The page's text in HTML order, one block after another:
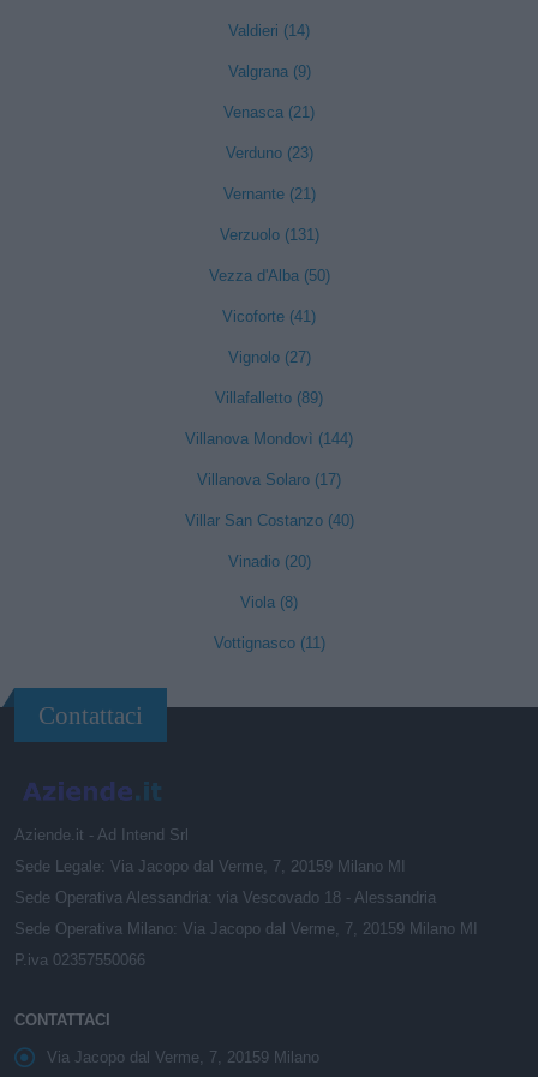
Valdieri (14)
Valgrana (9)
Venasca (21)
Verduno (23)
Vernante (21)
Verzuolo (131)
Vezza d'Alba (50)
Vicoforte (41)
Vignolo (27)
Villafalletto (89)
Villanova Mondovì (144)
Villanova Solaro (17)
Villar San Costanzo (40)
Vinadio (20)
Viola (8)
Vottignasco (11)
Contattaci
Aziende.it - Ad Intend Srl
Sede Legale: Via Jacopo dal Verme, 7, 20159 Milano MI
Sede Operativa Alessandria: via Vescovado 18 - Alessandria
Sede Operativa Milano: Via Jacopo dal Verme, 7, 20159 Milano MI
P.iva 02357550066
CONTATTACI
Via Jacopo dal Verme, 7, 20159 Milano